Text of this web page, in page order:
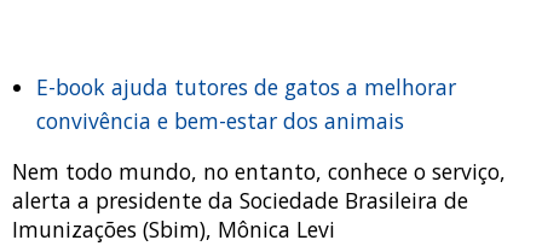
E-book ajuda tutores de gatos a melhorar
convivência e bem-estar dos animais
Nem todo mundo, no entanto, conhece o serviço,
alerta a presidente da Sociedade Brasileira de
Imunizações (Sbim), Mônica Levi